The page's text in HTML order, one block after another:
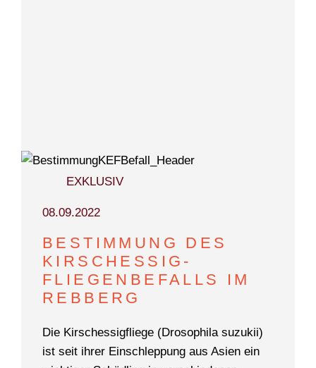
EXKLUSIV
08.09.2022
BESTIMMUNG DES
KIRSCHESSIG­
FLIEGENBEFALLS IM
REBBERG
Die Kirschessigfliege (Drosophila suzukii)
ist seit ihrer Einschleppung aus Asien ein